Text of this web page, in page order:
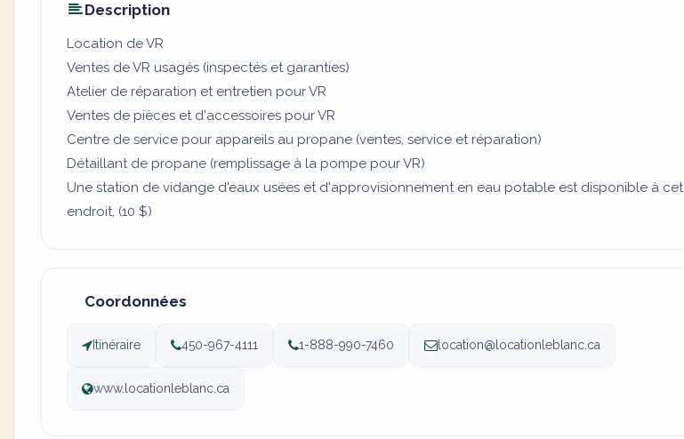
Description
Location de VR
Ventes de VR usagés (inspectés et garanties)
Atelier de réparation et entretien pour VR
Ventes de pièces et d'accessoires pour VR
Centre de service pour appareils au propane (ventes, service et réparation)
Détaillant de propane (remplissage à la pompe pour VR)
Une station de vidange d'eaux usées et d'approvisionnement en eau potable est disponible à cet
endroit, (10 $)
Coordonnées
Itinéraire 450-967-4111 1-888-990-7460 location@locationleblanc.ca
www.locationleblanc.ca